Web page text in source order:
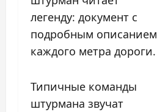
легенду: документ с
подробным описанием
каждого метра дороги.
Типичные команды
штурмана звучат